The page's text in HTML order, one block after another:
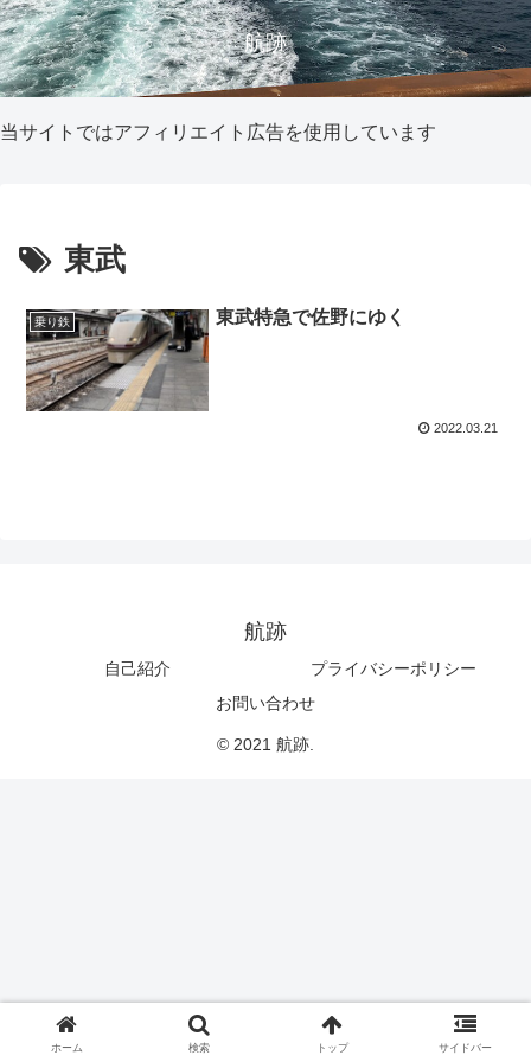
航跡
当サイトではアフィリエイト広告を使用しています
東武
乗り鉄 東武特急で佐野にゆく
2022.03.21
航跡
自己紹介
プライバシーポリシー
お問い合わせ
© 2021 航跡.
ホーム 検索 トップ サイドバー